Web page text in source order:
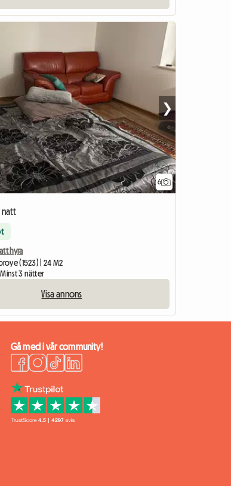
6
❯
natt
att hyra
(1523) | 24 M2
3 nätter
Visa annons
Gå med i vår community!